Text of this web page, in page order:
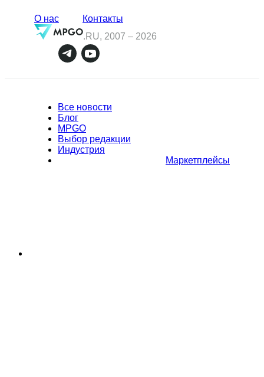
О нас
Контакты
.RU, 2007 – 2026
Все новости
Блог
MPGO
Выбор редакции
Индустрия
Маркетплейсы